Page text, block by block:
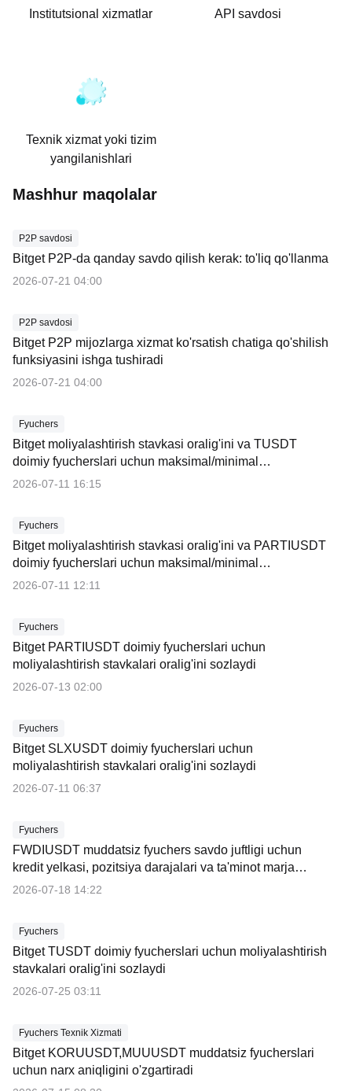
Institutsional xizmatlar API savdosi
Texnik xizmat yoki tizim
yangilanishlari
Mashhur maqolalar
P2P savdosi
Bitget P2P-da qanday savdo qilish kerak: to'liq qo'llanma
2026-07-21 04:00
P2P savdosi
Bitget P2P mijozlarga xizmat ko'rsatish chatiga qo'shilish
funksiyasini ishga tushiradi
2026-07-21 04:00
Fyuchers
Bitget moliyalashtirish stavkasi oralig'ini va TUSDT
doimiy fyucherslari uchun maksimal/minimal
chegaralarni sozlaydi
2026-07-11 16:15
Fyuchers
Bitget moliyalashtirish stavkasi oralig'ini va PARTIUSDT
doimiy fyucherslari uchun maksimal/minimal
chegaralarni sozlaydi
2026-07-11 12:11
Fyuchers
Bitget PARTIUSDT doimiy fyucherslari uchun
moliyalashtirish stavkalari oralig'ini sozlaydi
2026-07-13 02:00
Fyuchers
Bitget SLXUSDT doimiy fyucherslari uchun
moliyalashtirish stavkalari oralig'ini sozlaydi
2026-07-11 06:37
Fyuchers
FWDIUSDT muddatsiz fyuchers savdo juftligi uchun
kredit yelkasi, pozitsiya darajalari va ta'minot marja
stavkasini sozlash to'g'risida e'lon
2026-07-18 14:22
Fyuchers
Bitget TUSDT doimiy fyucherslari uchun moliyalashtirish
stavkalari oralig'ini sozlaydi
2026-07-25 03:11
Fyuchers Texnik Xizmati
Bitget KORUUSDT,MUUUSDT muddatsiz fyucherslari
uchun narx aniqligini o'zgartiradi